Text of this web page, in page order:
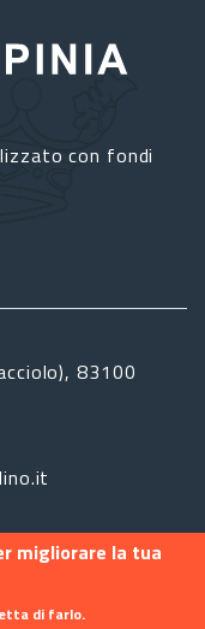
con fondi
83100
migliorare la tua
di farlo.